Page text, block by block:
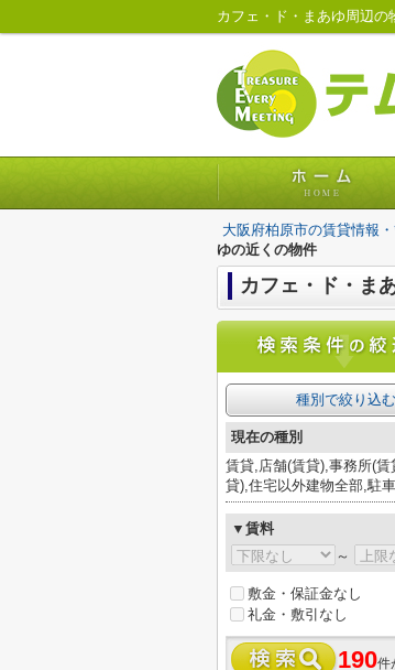
カフェ・ド・まあゆ周辺
大阪府柏原市の賃貸情報
ゆの近くの物件
カフェ・ド・ま
種別で絞り込む
現在の種別
賃貸,店舗(賃貸),事務所(賃
貸),住宅以外建物全部,駐
▼賃料
～
敷金・保証金なし
礼金・敷引なし
190件